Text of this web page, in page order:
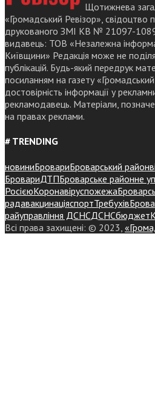
Щотижнева
«Громадський Ревізор», свідоцтво
друкованого ЗМІ КВ № 21097-
видавець: ТОВ «Незалежна
Київщини» Редакція може не
публікацій. Будь-який передрук
посиланням на газету
достовірність інформації у
рекламодавець. Матеріали,
на правах реклами.
# TRENDING
новиниБровариБроварський район
БровариДТПБроварське районне
РосієюКоронавіруспожежа
радавакцинаціяспортТребухів
райуправління ДСНСДСНСбюджет
Всі права захищені: © 2023,